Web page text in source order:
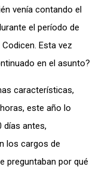
venía contando el
el período de
Esta vez
en el asunto?
características,
este año lo
días antes,
los cargos de
preguntaban por qué